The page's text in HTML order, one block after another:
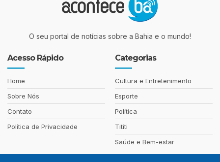
O seu portal de notícias sobre a Bahia e o mundo!
Acesso Rápido
Home
Sobre Nós
Contato
Política de Privacidade
Categorias
Cultura e Entretenimento
Esporte
Política
Tititi
Saúde e Bem-estar